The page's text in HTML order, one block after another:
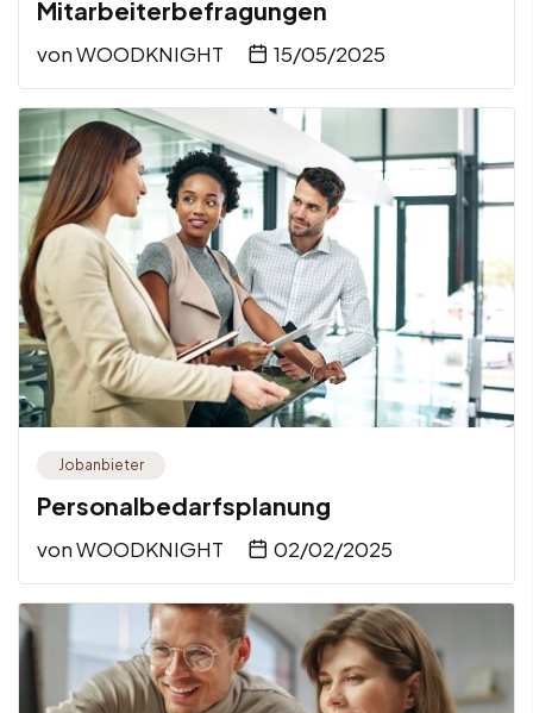
Mitarbeiterbefragungen
vonWOODKNIGHT 15/05/2025
Jobanbieter
Personalbedarfsplanung
vonWOODKNIGHT 02/02/2025